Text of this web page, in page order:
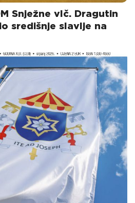
Snježne vlč. Dragutin
središnje slavlje na